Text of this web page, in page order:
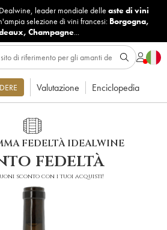
leader mondiale delle aste di vini
selezione di vini francesi: Borgogna,
, Champagne...
Valutazione Enciclopedia
FEDELTÀ IDEALWINE
fedeltà
sconto con i tuoi acquisti!